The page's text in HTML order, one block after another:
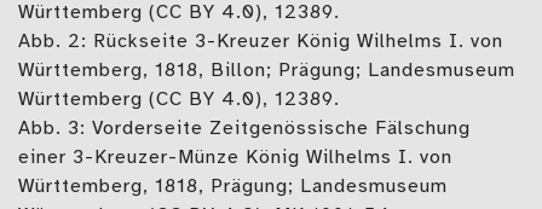
Württemberg (CC BY 4.0), 12389.
Abb. 2: Rückseite 3-Kreuzer König Wilhelms I. von
Württemberg, 1818, Billon; Prägung; Landesmuseum
Württemberg (CC BY 4.0), 12389.
Abb. 3: Vorderseite Zeitgenössische Fälschung
einer 3-Kreuzer-Münze König Wilhelms I. von
Württemberg, 1818, Prägung; Landesmuseum